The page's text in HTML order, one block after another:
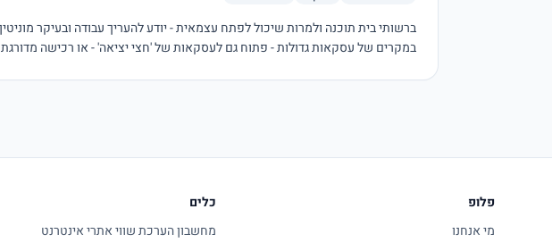
במקרים של עסקאות גדולות - פתוח גם לעסקאות של 'חצי יציאה' - או רכישה מדורגת
פלופ
מי אנחנו
כלים
מחשבון הערכת שווי אתרי אינטרנט